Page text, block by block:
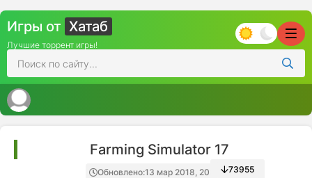
Игры от Хатаб
Лучшие торрент игры!
Farming Simulator 17
Обновлено:13 мар 2018, 20:44 73955